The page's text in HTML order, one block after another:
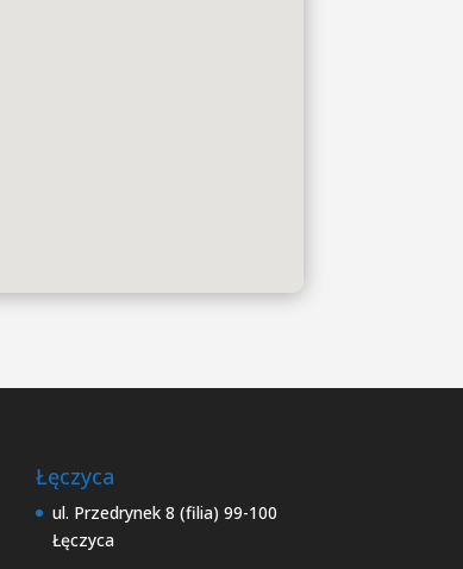
Łęczyca
ul. Przedrynek 8 (filia) 99-100
Łęczyca